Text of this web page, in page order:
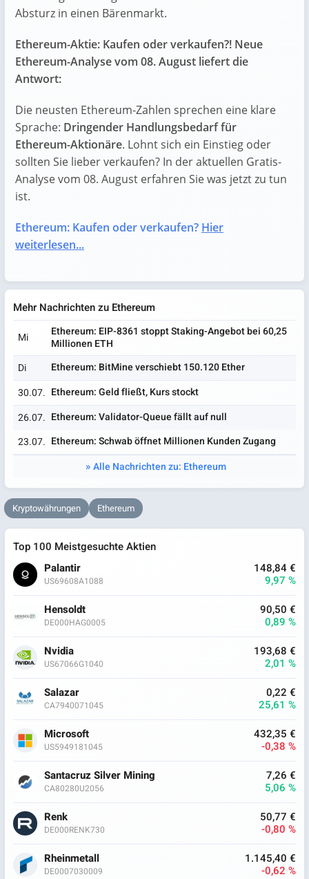
Absturz in einen Bärenmarkt.
Ethereum-Aktie: Kaufen oder verkaufen?! Neue
Ethereum-Analyse vom 08. August liefert die
Antwort:
Die neusten Ethereum-Zahlen sprechen eine klare
Sprache: Dringender Handlungsbedarf für
Ethereum-Aktionäre. Lohnt sich ein Einstieg oder
sollten Sie lieber verkaufen? In der aktuellen Gratis-
Analyse vom 08. August erfahren Sie was jetzt zu tun
ist.
Ethereum: Kaufen oder verkaufen? Hier
weiterlesen...
Mehr Nachrichten zu Ethereum
Mi
Ethereum: EIP-8361 stoppt Staking-Angebot bei 60,25
Millionen ETH
Di
Ethereum: BitMine verschiebt 150.120 Ether
30.07. Ethereum: Geld fließt, Kurs stockt
26.07. Ethereum: Validator-Queue fällt auf null
23.07. Ethereum: Schwab öffnet Millionen Kunden Zugang
Alle Nachrichten zu: Ethereum
Kryptowährungen Ethereum
Top 100 Meistgesuchte Aktien
Palantir
US69608A1088
148,84 €
9,97 %
Hensoldt
DE000HAG0005
90,50 €
0,89 %
Nvidia
US67066G1040
193,68 €
2,01 %
Salazar
CA7940071045
0,22 €
25,61 %
Microsoft
US5949181045
432,35 €
-0,38 %
Santacruz Silver Mining
CA80280U2056
7,26 €
5,06 %
Renk
DE000RENK730
50,77 €
-0,80 %
Rheinmetall
DE0007030009
1.145,40 €
-0,62 %